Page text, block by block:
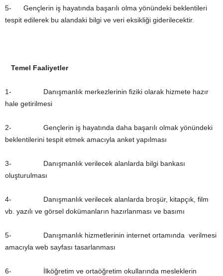
5- Gençlerin iş hayatında başarılı olma yönündeki beklentileri
tespit edilerek bu alandaki bilgi ve veri eksikliği giderilecektir.
Temel Faaliyetler
1- Danışmanlık merkezlerinin fiziki olarak hizmete hazır
hale getirilmesi
2- Gençlerin iş hayatında daha başarılı olmak yönündeki
beklentilerini tespit etmek amacıyla anket yapılması
3- Danışmanlık verilecek alanlarda bilgi bankası
oluşturulması
4- Danışmanlık verilecek alanlarda broşür, kitapçık, film
vb. yazılı ve görsel dokümanların hazırlanması ve basımı
5- Danışmanlık hizmetlerinin internet ortamında verilmesi
amacıyla web sayfası tasarlanması
6- İlköğretim ve ortaöğretim okullarında mesleklerin